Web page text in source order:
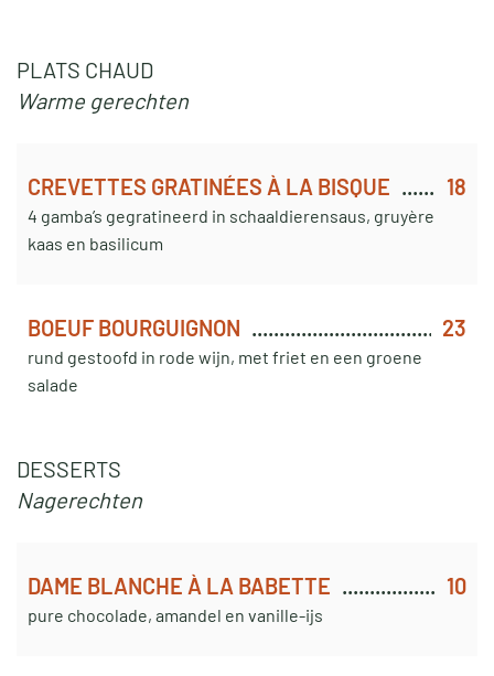
PLATS CHAUD
Warme gerechten
CREVETTES GRATINÉES À LA BISQUE 18
4 gamba’s gegratineerd in schaaldierensaus, gruyère
kaas en basilicum
BOEUF BOURGUIGNON 23
rund gestoofd in rode wijn, met friet en een groene
salade
DESSERTS
Nagerechten
DAME BLANCHE À LA BABETTE 10
pure chocolade, amandel en vanille-ijs